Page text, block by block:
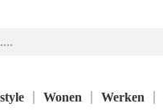
Wonen Werken